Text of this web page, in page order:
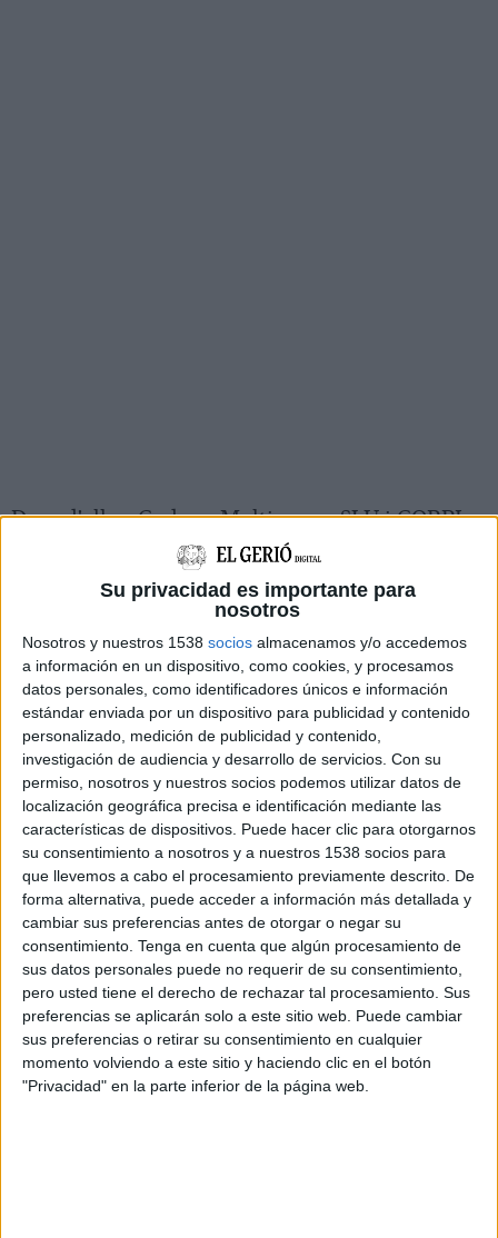
Su privacidad es importante para
nosotros
Nosotros y nuestros 1538 socios almacenamos y/o accedemos
a información en un dispositivo, como cookies, y procesamos
datos personales, como identificadores únicos e información
estándar enviada por un dispositivo para publicidad y contenido
personalizado, medición de publicidad y contenido,
investigación de audiencia y desarrollo de servicios. Con su
permiso, nosotros y nuestros socios podemos utilizar datos de
localización geográfica precisa e identificación mediante las
características de dispositivos. Puede hacer clic para otorgarnos
su consentimiento a nosotros y a nuestros 1538 socios para
que llevemos a cabo el procesamiento previamente descrito. De
forma alternativa, puede acceder a información más detallada y
cambiar sus preferencias antes de otorgar o negar su
consentimiento. Tenga en cuenta que algún procesamiento de
sus datos personales puede no requerir de su consentimiento,
pero usted tiene el derecho de rechazar tal procesamiento. Sus
preferencias se aplicarán solo a este sitio web. Puede cambiar
sus preferencias o retirar su consentimiento en cualquier
momento volviendo a este sitio y haciendo clic en el botón
"Privacidad" en la parte inferior de la página web.
Dues d'elles, Codony Multiserves SLU i CORPI,
Gestió integral de l'aigua SL, han aconseguit la
puntuació màxima i seran les encarregades de
fer les obres, que hauran d'estar enllestides a
finals d'any.
Riudaura és actualment el nucli de població
més gran de la comarca que encara no disposa
d'un sistema de sanejament per depurar les
aigües residuals procedents del nucli urbà.
Aquesta actuació, que inclou la construcció del
col·lector en alta i la depuradora, està inclosa
dins del Programa de mesures del Pla de gestió
del districte de conca fluvial de Catalunya. Està
previst que entri en funcionament a finals del
2023 per donar servei a una població de 561
habitants amb una capacitat de disseny dels 112
m3/dia.
El sistema de sanejament està format per un